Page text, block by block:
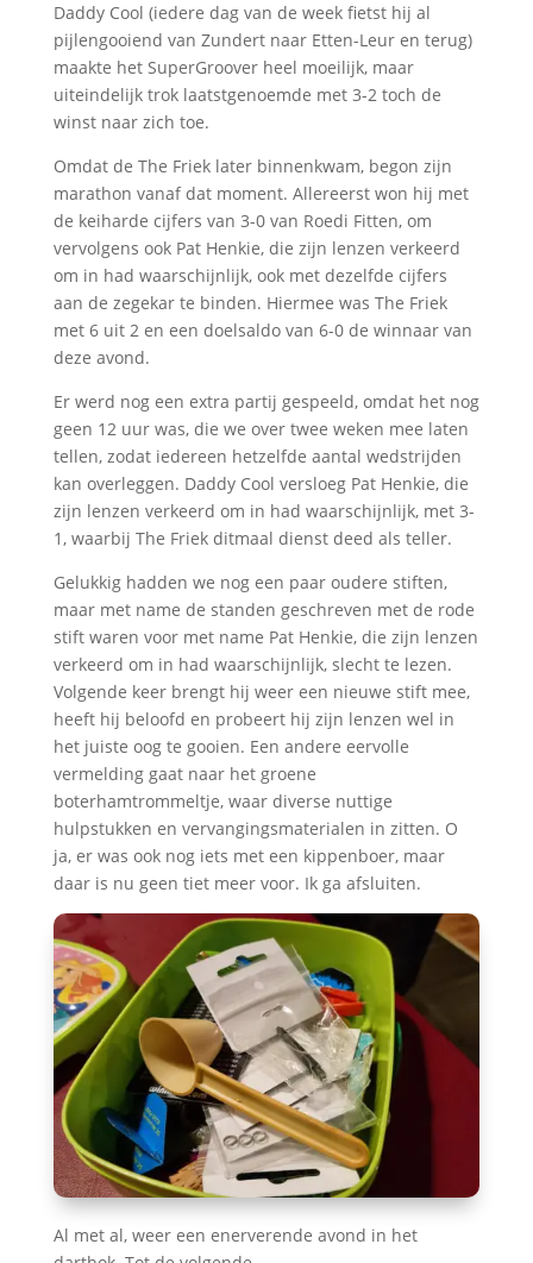
Daddy Cool (iedere dag van de week fietst hij al
pijlengooiend van Zundert naar Etten-Leur en terug)
maakte het SuperGroover heel moeilijk, maar
uiteindelijk trok laatstgenoemde met 3-2 toch de
winst naar zich toe.
Omdat de The Friek later binnenkwam, begon zijn
marathon vanaf dat moment. Allereerst won hij met
de keiharde cijfers van 3-0 van Roedi Fitten, om
vervolgens ook Pat Henkie, die zijn lenzen verkeerd
om in had waarschijnlijk, ook met dezelfde cijfers
aan de zegekar te binden. Hiermee was The Friek
met 6 uit 2 en een doelsaldo van 6-0 de winnaar van
deze avond.
Er werd nog een extra partij gespeeld, omdat het nog
geen 12 uur was, die we over twee weken mee laten
tellen, zodat iedereen hetzelfde aantal wedstrijden
kan overleggen. Daddy Cool versloeg Pat Henkie, die
zijn lenzen verkeerd om in had waarschijnlijk, met 3-
1, waarbij The Friek ditmaal dienst deed als teller.
Gelukkig hadden we nog een paar oudere stiften,
maar met name de standen geschreven met de rode
stift waren voor met name Pat Henkie, die zijn lenzen
verkeerd om in had waarschijnlijk, slecht te lezen.
Volgende keer brengt hij weer een nieuwe stift mee,
heeft hij beloofd en probeert hij zijn lenzen wel in
het juiste oog te gooien. Een andere eervolle
vermelding gaat naar het groene
boterhamtrommeltje, waar diverse nuttige
hulpstukken en vervangingsmaterialen in zitten. O
ja, er was ook nog iets met een kippenboer, maar
daar is nu geen tiet meer voor. Ik ga afsluiten.
Al met al, weer een enerverende avond in het